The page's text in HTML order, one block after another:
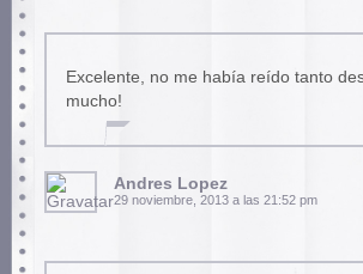
Excelente, no me había reído tanto
mucho!
Andres Lopez
29 noviembre, 2013 a las 21:52 pm